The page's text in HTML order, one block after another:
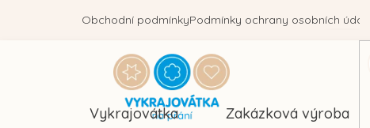
Obchodní podmínkyPodmínky ochrany osobních údajů
Vykrajovátka Zakázková výroba